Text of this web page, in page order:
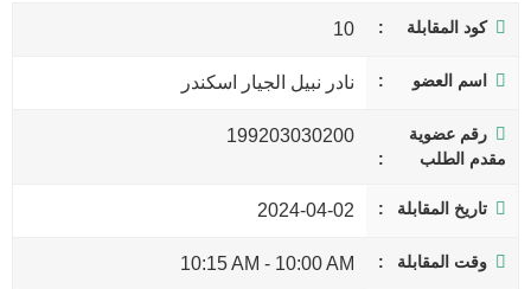
كود المقابلة 10
اسم العضو نادر نبيل الجيار اسكندر
رقم عضوية
مقدم الطلب
199203030200
تاريخ المقابلة 2024-04-02
وقت المقابلة 10:00 AM
-
10:15 AM